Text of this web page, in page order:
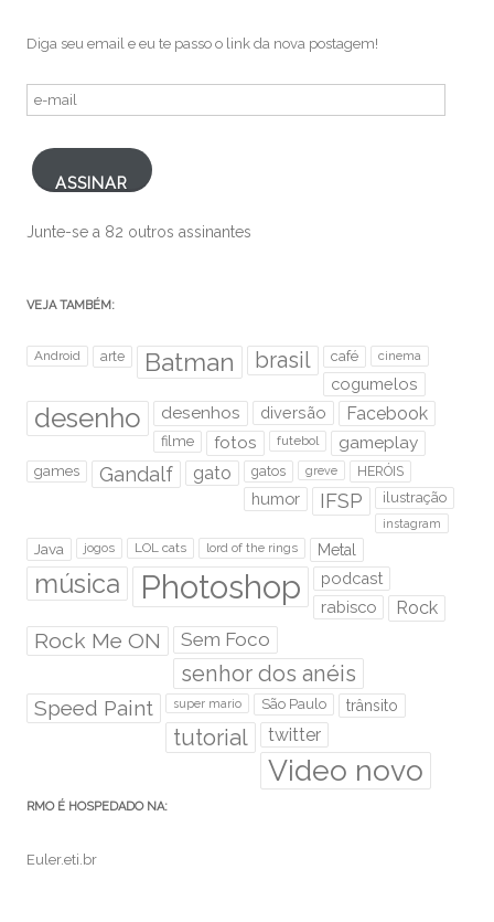
Diga seu email e eu te passo o link da nova postagem!
e-
ASSINAR
Junte-se a 82 outros assinantes
VEJA TAMBÉM:
Android arte Batman brasil café cinema
cogumelos
desenho desenhos diversão Facebook
filme fotos futebol gameplay
games Gandalf gato gatos greve HERÓIS
humor IFSP ilustração
instagram
Java jogos LOL cats lord of the rings Metal
música Photoshop
podcast
rabisco
Rock
Rock Me ON Sem Foco
senhor dos anéis
Speed Paint super mario São Paulo trânsito
tutorial twitter
Video novo
RMO É HOSPEDADO NA:
Euler.eti.br